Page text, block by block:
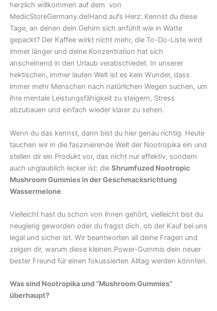
herzlich willkommen auf dem von
MedicStoreGermany.de!Hand aufs Herz: Kennst du diese
Tage, an denen dein Gehirn sich anfühlt wie in Watte
gepackt? Der Kaffee wirkt nicht mehr, die To-Do-Liste wird
immer länger und deine Konzentration hat sich
anscheinend in den Urlaub verabschiedet. In unserer
hektischen, immer lauten Welt ist es kein Wunder, dass
immer mehr Menschen nach natürlichen Wegen suchen, um
ihre mentale Leistungsfähigkeit zu steigern, Stress
abzubauen und einfach wieder klarer zu sehen.
Wenn du das kennst, dann bist du hier genau richtig. Heute
tauchen wir in die faszinierende Welt der Nootropika ein und
stellen dir ein Produkt vor, das nicht nur effektiv, sondern
auch unglaublich lecker ist: die Shrumfuzed Nootropic
Mushroom Gummies in der Geschmacksrichtung
Wassermelone.
Vielleicht hast du schon von ihnen gehört, vielleicht bist du
neugierig geworden oder du fragst dich, ob der Kauf bei uns
legal und sicher ist. Wir beantworten all deine Fragen und
zeigen dir, warum diese kleinen Power-Gummis dein neuer
bester Freund für einen fokussierten Alltag werden könnten.
Was sind Nootropika und “Mushroom Gummies”
überhaupt?